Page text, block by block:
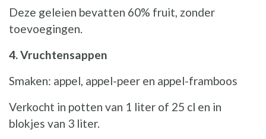
Deze geleien bevatten 60% fruit, zonder
toevoegingen.
4. Vruchtensappen
Smaken: appel, appel-peer en appel-framboos
Verkocht in potten van 1 liter of 25 cl en in
blokjes van 3 liter.